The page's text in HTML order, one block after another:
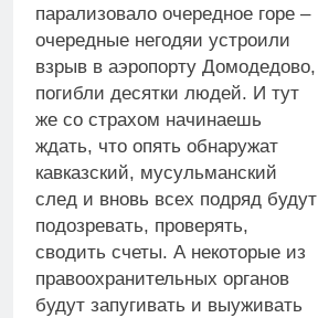
парализовало очередное горе –
очередные негодяи устроили
взрыв в аэропорту Домодедово,
погибли десятки людей. И тут
же со страхом начинаешь
ждать, что опять обнаружат
кавказский, мусульманский
след и вновь всех подряд будут
подозревать, проверять,
сводить счеты. А некоторые из
правоохранительных органов
будут запугивать и выуживать